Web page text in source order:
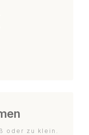
oder zu klein.